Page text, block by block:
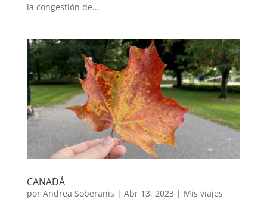
la congestión de...
CANADÁ
por Andrea Soberanis | Abr 13, 2023 | Mis viajes